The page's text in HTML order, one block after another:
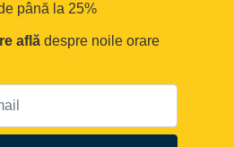
până la 25%
află despre noile orare